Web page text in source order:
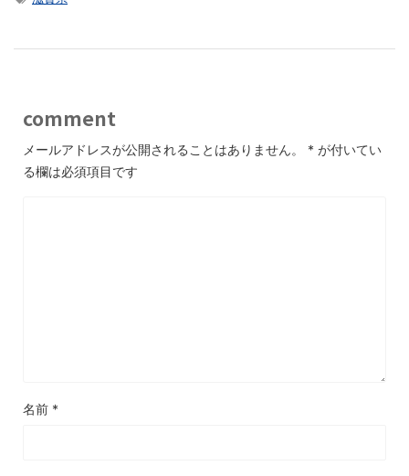
comment
メールアドレスが公開されることはありません。 * が付いてい
る欄は必須項目です
名前 *